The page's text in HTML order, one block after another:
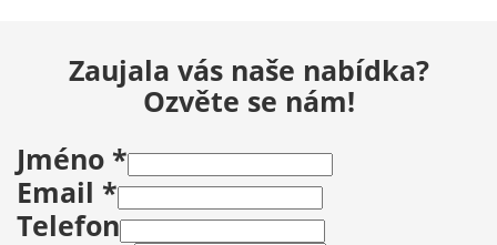
Zaujala vás naše nabídka?
Ozvěte se nám!
Jméno *
Email *
Telefon